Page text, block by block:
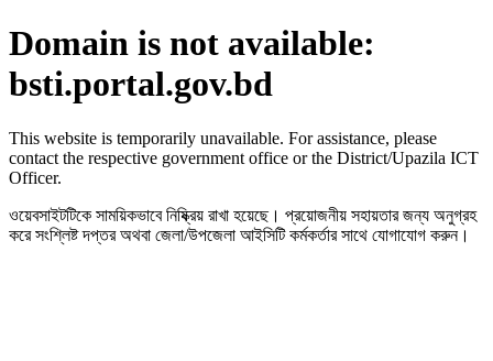
Domain is not available:
bsti.portal.gov.bd
This website is temporarily unavailable. For assistance, please
contact the respective government office or the District/Upazila ICT
Officer.
ওয়েবসাইটটিকে সাময়িকভাবে নিষ্ক্রিয় রাখা হয়েছে। প্রয়োজনীয় সহায়তার জন্য অনুগ্রহ
করে সংশ্লিষ্ট দপ্তর অথবা জেলা/উপজেলা আইসিটি কর্মকর্তার সাথে যোগাযোগ করুন।